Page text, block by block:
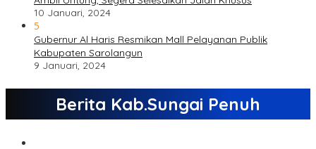
10 Januari, 2024
5
Gubernur Al Haris Resmikan Mall Pelayanan Publik
Kabupaten Sarolangun
9 Januari, 2024
Berita Kab.Sungai Penuh